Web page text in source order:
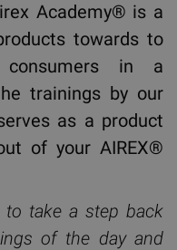
Academy® is a
towards to
in a
trainings by our
as a product
of your AIREX®
to take a step back
of the day and